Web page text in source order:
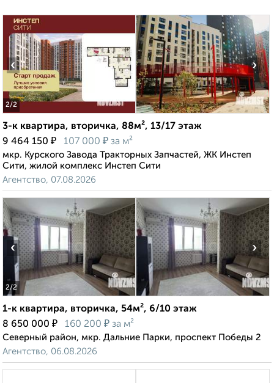
2/2
‹ ›
3-к квартира, вторичка, 88м², 13/17 этаж
9 464 150 ₽ 107 000 ₽ за м²
мкр. Курского Завода Тракторных Запчастей, ЖК Инстеп
Сити, жилой комплекс Инстеп Сити
Агентство, 07.08.2026
2/2
‹ ›
1-к квартира, вторичка, 54м², 6/10 этаж
8 650 000 ₽ 160 200 ₽ за м²
Северный район, мкр. Дальние Парки, проспект Победы 2
Агентство, 06.08.2026